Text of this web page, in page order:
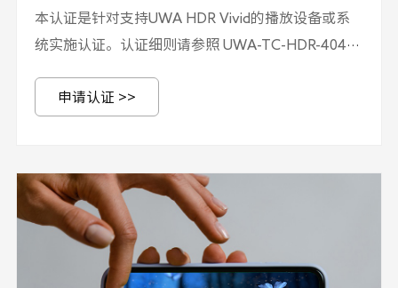
本认证是针对支持UWA HDR Vivid的播放设备或系
统实施认证。认证细则请参照 UWA-TC-HDR-404《
照T/UWA 005.3-3-2022 《高动态范围（HDR）视
Vivid认证申请书》和 UWA-TC-HDR-404《 HDR
Vivid认证实施规则-播放设备》附件1-关关键元件清
单及相关资料，并加盖公章。
申请认证 >>